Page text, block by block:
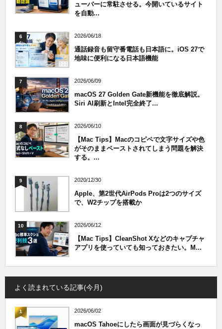
ューバーに常駐させる。今開いているサイト
を自動...
6 2026/06/18
通話録音も留守番電話も日本語に。iOS 27で
地味に便利になる日本語機能
7 2026/06/09
macOS 27 Golden Gate新機能を徹底解説。
Siri AI刷新とIntel完全終了...
8 2026/06/10
【Mac Tips】Macのコピペで文字サイズや色
がそのままペーストされてしまう問題を解決
する。...
9 2020/12/30
Apple、第2世代AirPods Proは2つのサイズ
で、W2チップを搭載か
10 2026/06/12
【Mac Tips】CleanShot Xなどのキャプチャ
アプリを使っていても知っておきたい。M...
よく読まれている記事(今月)
1 2026/06/02
macOS Tahoeにしたら画面が見づらくなっ